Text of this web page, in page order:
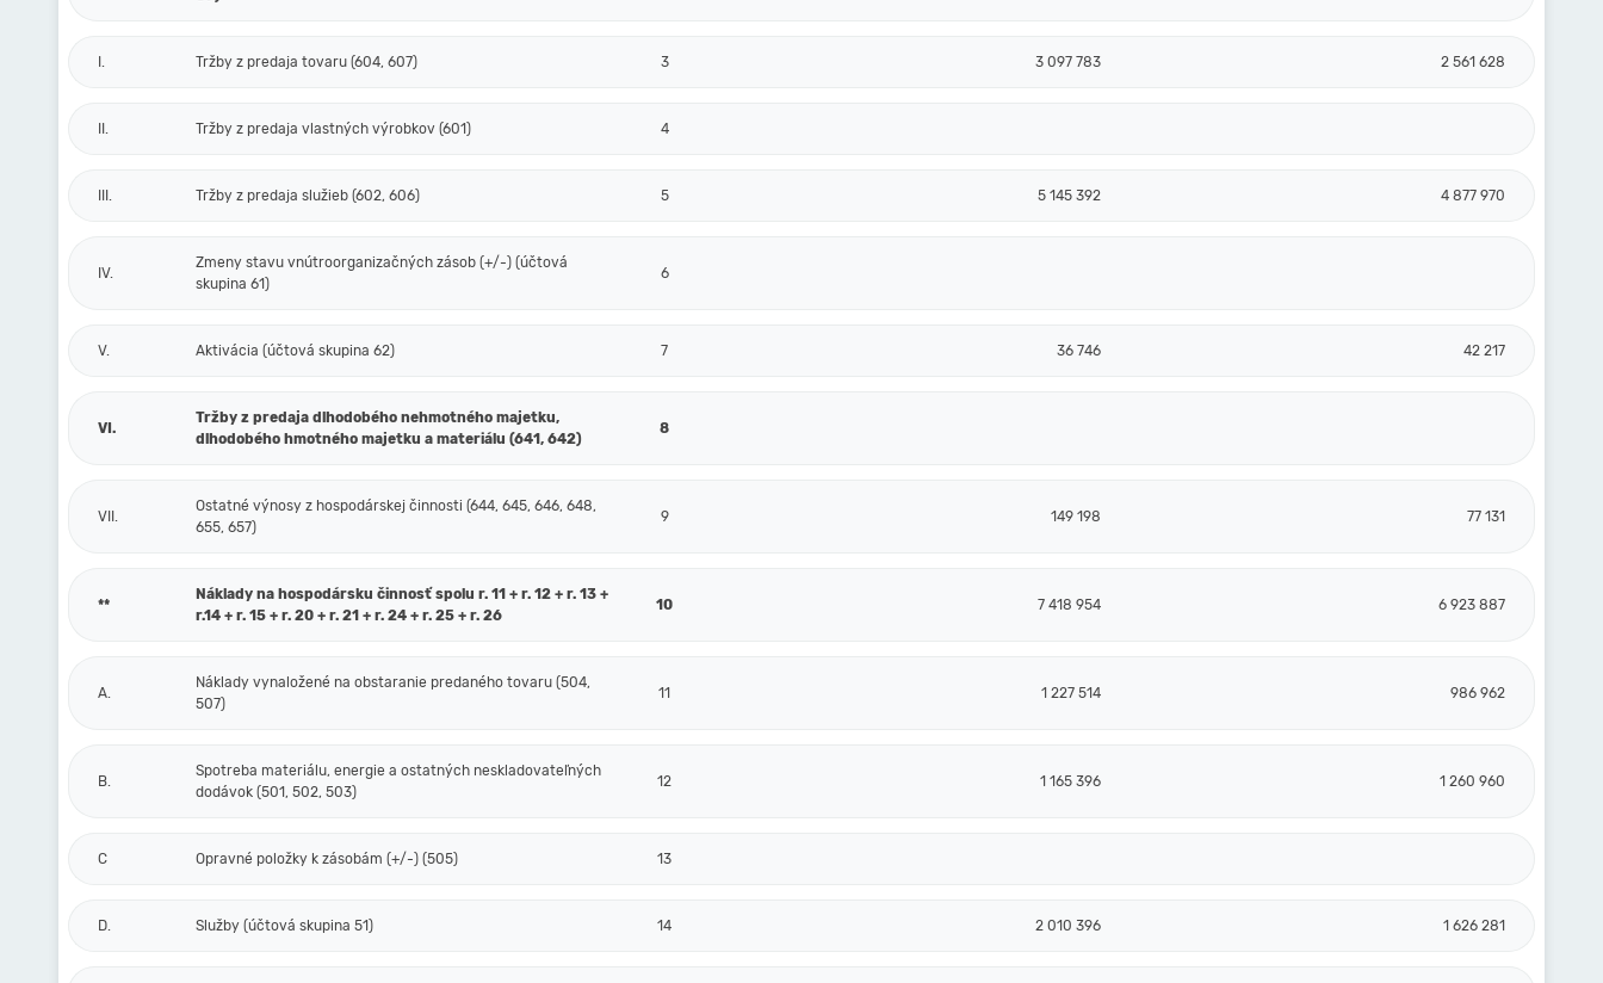
I. Tržby z predaja tovaru (604, 607) 3 3 097 783 2 561 628
II. Tržby z predaja vlastných výrobkov (601) 4
III. Tržby z predaja služieb (602, 606) 5 5 145 392 4 877 970
IV.
Zmeny stavu vnútroorganizačných zásob (+/-) (účtová
skupina 61)
6
V. Aktivácia (účtová skupina 62) 7 36 746 42 217
VI.
Tržby z predaja dlhodobého nehmotného majetku,
dlhodobého hmotného majetku a materiálu (641, 642)
8
VII.
Ostatné výnosy z hospodárskej činnosti (644, 645, 646, 648,
655, 657)
9 149 198 77 131
**
Náklady na hospodársku činnosť spolu r. 11 + r. 12 + r. 13 +
r.14 + r. 15 + r. 20 + r. 21 + r. 24 + r. 25 + r. 26
10 7 418 954 6 923 887
A.
Náklady vynaložené na obstaranie predaného tovaru (504,
507)
11 1 227 514 986 962
B.
Spotreba materiálu, energie a ostatných neskladovateľných
dodávok (501, 502, 503)
12 1 165 396 1 260 960
C Opravné položky k zásobám (+/-) (505) 13
D. Služby (účtová skupina 51) 14 2 010 396 1 626 281